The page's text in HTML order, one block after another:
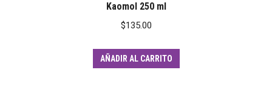
Kaomol 250 ml
$135.00
AÑADIR AL CARRITO